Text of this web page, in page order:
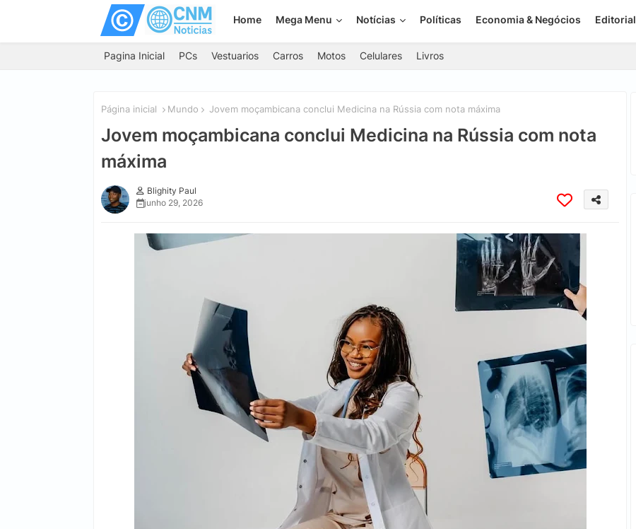
Home Mega Menu Notícias Políticas Economia & Negócios Editorial
Pagina Inicial PCs Vestuarios Carros Motos Celulares Livros
Página inicial Mundo Jovem moçambicana conclui Medicina na Rússia com nota máxima
Jovem moçambicana conclui Medicina na Rússia com nota
máxima
Blighity Paul
junho 29, 2026